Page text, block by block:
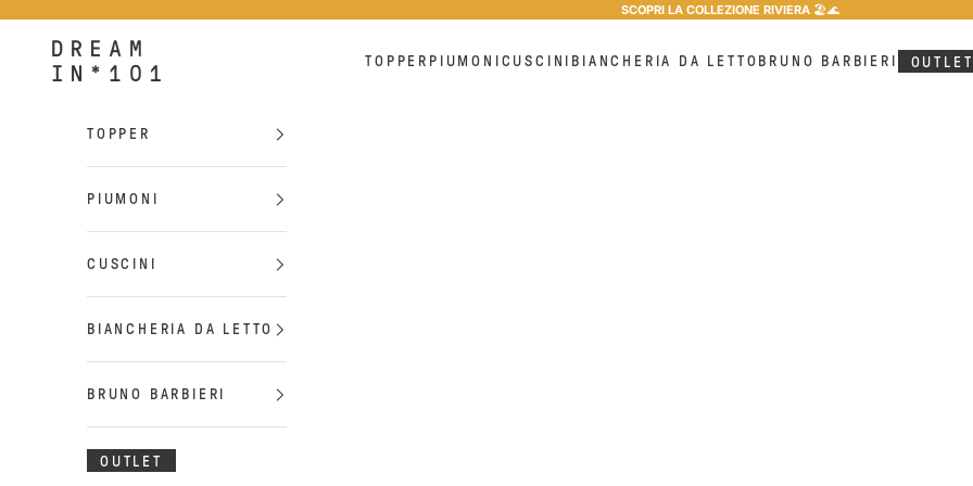
SCOPRI LA COLLEZIONE RIVIERA 🏖️​🌊​
Dreamin*101 TOPPER PIUMONI CUSCINI BIANCHERIA DA LETTO BRUNO BARBIERI OUTLET
TOPPER
PIUMONI
CUSCINI
BIANCHERIA DA LETTO
BRUNO BARBIERI
OUTLET